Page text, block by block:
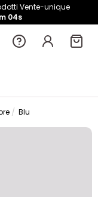
Vente-unique
03s
Blu